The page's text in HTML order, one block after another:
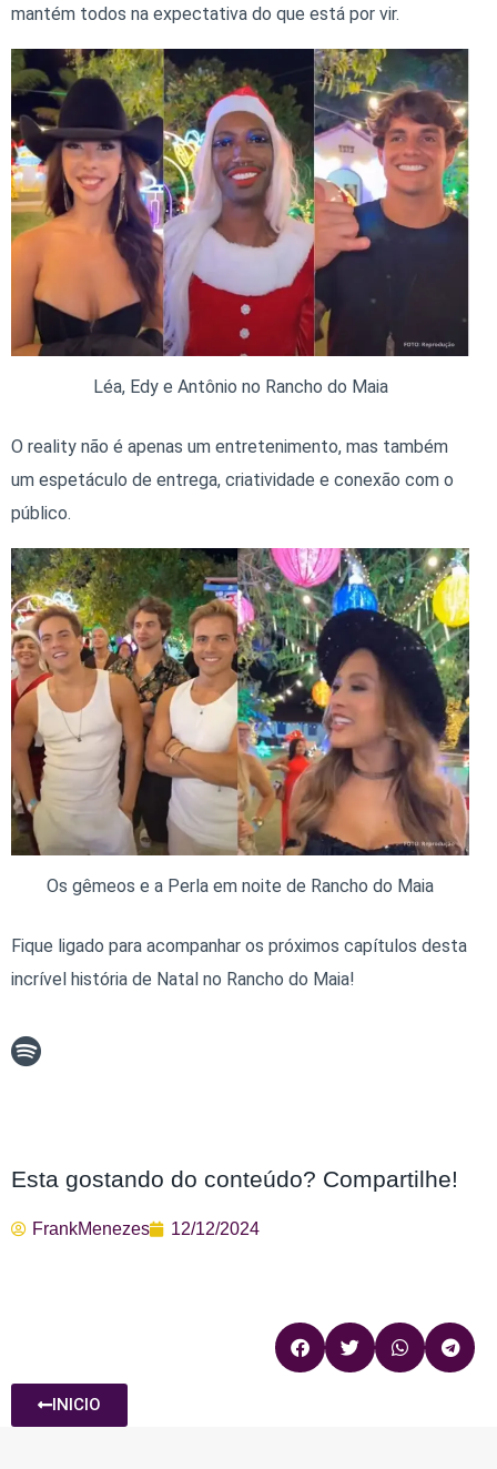
mantém todos na expectativa do que está por vir.
Léa, Edy e Antônio no Rancho do Maia
O reality não é apenas um entretenimento, mas também
um espetáculo de entrega, criatividade e conexão com o
público.
Os gêmeos e a Perla em noite de Rancho do Maia
Fique ligado para acompanhar os próximos capítulos desta
incrível história de Natal no Rancho do Maia!
Esta gostando do conteúdo? Compartilhe!
FrankMenezes 12/12/2024
INICIO